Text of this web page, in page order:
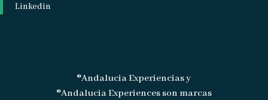
Linkedin
®Andalucia Experiencias y
®Andalucia Experiences son marcas